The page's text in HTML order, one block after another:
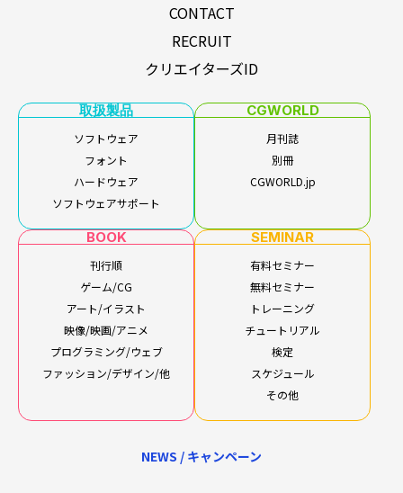
CONTACT
RECRUIT
クリエイターズID
取扱製品
ソフトウェア
フォント
ハードウェア
ソフトウェアサポート
CGWORLD
月刊誌
別冊
CGWORLD.jp
BOOK
刊行順
ゲーム/CG
アート/イラスト
映像/映画/アニメ
プログラミング/ウェブ
ファッション/デザイン/他
SEMINAR
有料セミナー
無料セミナー
トレーニング
チュートリアル
検定
スケジュール
その他
NEWS / キャンペーン